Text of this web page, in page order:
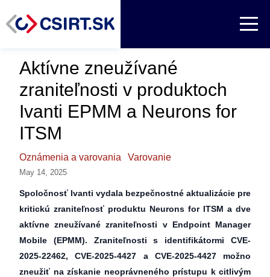
Aktívne zneužívané
zraniteľnosti v produktoch
Ivanti EPMM a Neurons for
ITSM
Oznámenia a varovania Varovanie
May 14, 2025
Spoločnosť Ivanti vydala bezpečnostné aktualizácie pre
kritickú zraniteľnosť produktu Neurons for ITSM a dve
aktívne zneužívané zraniteľnosti v Endpoint Manager
Mobile (EPMM). Zraniteľnosti s identifikátormi CVE-
2025-22462, CVE-2025-4427 a CVE-2025-4427 možno
zneužiť na získanie neoprávneného prístupu k citlivým